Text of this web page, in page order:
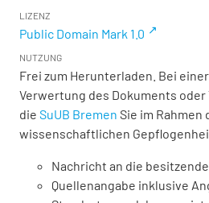
LIZENZ
Public Domain Mark 1.0
NUTZUNG
Frei zum Herunterladen. Bei
Verwertung des Dokuments
die SuUB Bremen Sie im Rahmen
wissenschaftlichen
Nachricht an die
Quellenangabe inklusive